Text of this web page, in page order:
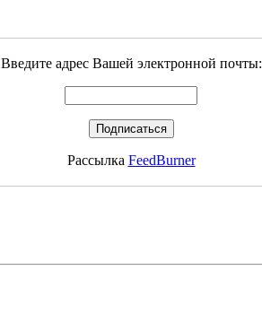
Введите адрес Вашей электронной почты:
Рассылка FeedBurner